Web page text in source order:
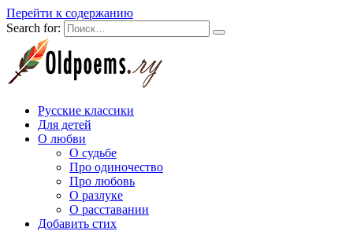
Перейти к содержанию
Search for:
Русские классики
Для детей
О любви
О судьбе
Про одиночество
Про любовь
О разлуке
О расставании
Добавить стих